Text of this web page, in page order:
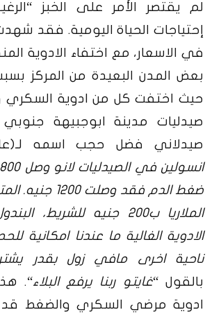
لم يقتصر الأمر على الخبز
إحتياجات الحياة اليومية. فقد
في الاسعار، مع اختفاء الادوية
بعض المدن البعيدة من المركز
حيث اختفت كل من ادوية
صيدليات مدينة ابوجبيهة
صيدلاني فضل حجب اسمه
ضغط الدم فقد
الادوية الغالية ما عندنا امكانية
ناحية اخرى مافي زول بقدر
بالقول “غايتو ربنا يرفع البلاء“.
ادوية مرضي السكري والضغط